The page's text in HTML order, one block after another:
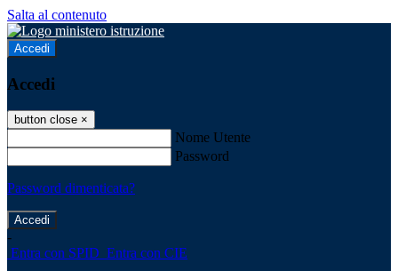
Salta al contenuto
Accedi
Accedi
button close ×
Nome Utente
Password
Password dimenticata?
-
Entra con SPID Entra con CIE